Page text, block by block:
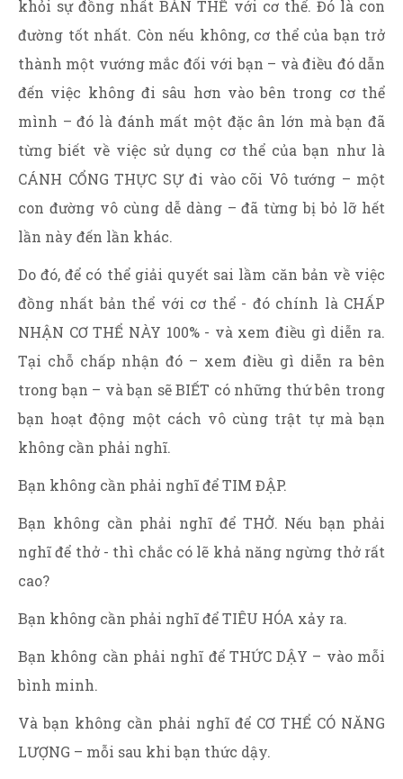
khỏi sự đồng nhất BẢN THỂ với cơ thể. Đó là con
đường tốt nhất. Còn nếu không, cơ thể của bạn trở
thành một vướng mắc đối với bạn – và điều đó dẫn
đến việc không đi sâu hơn vào bên trong cơ thể
mình – đó là đánh mất một đặc ân lớn mà bạn đã
từng biết về việc sử dụng cơ thể của bạn như là
CÁNH CỔNG THỰC SỰ đi vào cõi Vô tướng – một
con đường vô cùng dễ dàng – đã từng bị bỏ lỡ hết
lần này đến lần khác.
Do đó, để có thể giải quyết sai lầm căn bản về việc
đồng nhất bản thể với cơ thể - đó chính là CHẤP
NHẬN CƠ THỂ NÀY 100% - và xem điều gì diễn ra.
Tại chỗ chấp nhận đó – xem điều gì diễn ra bên
trong bạn – và bạn sẽ BIẾT có những thứ bên trong
bạn hoạt động một cách vô cùng trật tự mà bạn
không cần phải nghĩ.
Bạn không cần phải nghĩ để TIM ĐẬP.
Bạn không cần phải nghĩ để THỞ. Nếu bạn phải
nghĩ để thở - thì chắc có lẽ khả năng ngừng thở rất
cao?
Bạn không cần phải nghĩ để TIÊU HÓA xảy ra.
Bạn không cần phải nghĩ để THỨC DẬY – vào mỗi
bình minh.
Và bạn không cần phải nghĩ để CƠ THỂ CÓ NĂNG
LƯỢNG – mỗi sau khi bạn thức dậy.